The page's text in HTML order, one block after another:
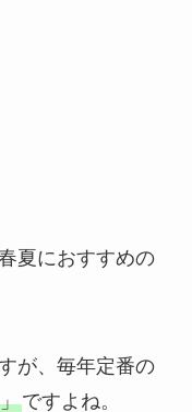
夏におすすめの
が、毎年定番の
ですよね。